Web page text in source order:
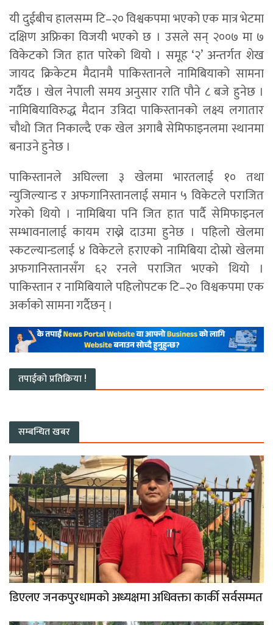
यी दुईबीच हालसम्म टि–२० विश्वकपमा भएको एक मात्र भेटमा
दक्षिण अफ्रिका विजयी भएको छ । उसले सन् २००७ मा ७
विकेटको जित हात पारेको थियो । समूह ‘२’ अन्तर्गत शेख
जायद क्रिकेटम मैदानमै पाकिस्तानले नामिबियाको सामना
गर्दैछ । खेल नेपाली समय अनुसार राति पौने ८ बजे हुनेछ ।
नामिबियाविरुद्ध मैदान उत्रिदा पाकिस्तानको लक्ष्य लगातार
चौथो जित निकाल्दै एक खेल अगाबै सेमिफाइनलमा स्थानमा
बनाउने हुनेछ ।
पाकिस्तानले अघिल्ला ३ खेलमा भारतलाई १० तथा
न्युजिल्यान्ड र अफगानिस्तानलाई समान ५ विकेटले पराजित
गरेको थियो । नामिबिया पनि जित हात पार्दै सेमिफाइनल
सम्भावनालाई कायम राख्ने दाउमा हुनेछ । पहिलो खेलमा
स्कटल्यान्डलाई ४ विकेटले हराएको नामिबिया दोस्रो खेलमा
अफगानिस्तानसँग ६२ रनले पराजित भएको थियो ।
पाकिस्तान र नामिबियाले पहिलोपटक टि–२० विश्वकपमा एक
अर्काको सामना गर्दैछन् ।
तपाईको प्रतिक्रिया !
सम्बन्धित खबर
डिएलए जनकपुरधामको अध्यक्षमा अधिवक्ता कार्की सर्वसम्मत